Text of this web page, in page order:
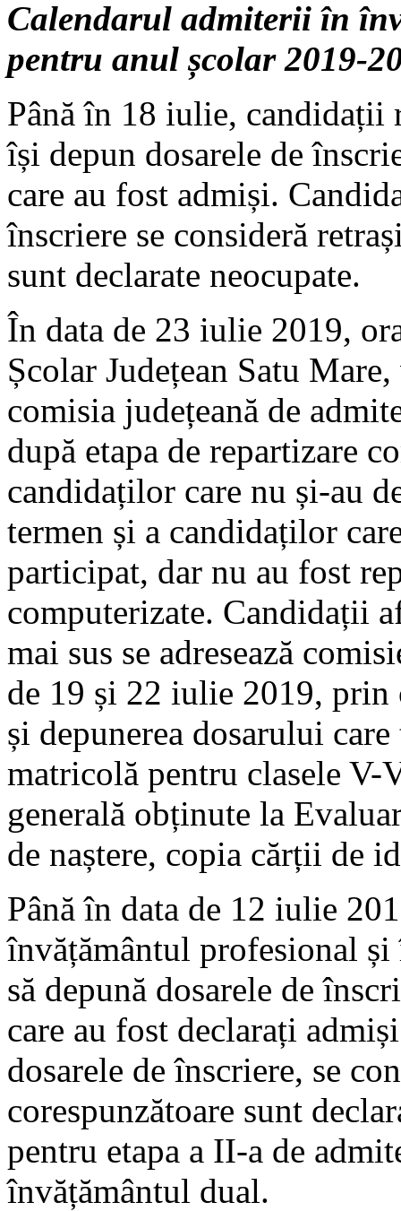
Calendarul admiterii în
pentru anul școlar 2019-
Până în 18 iulie, candidații
își depun dosarele de
care au fost admiși.
înscriere se consideră
sunt declarate neocupate.
În data de 23 iulie 2019,
Școlar Județean Satu
comisia județeană de
după etapa de repartizare
candidaților care nu și-au
termen și a candidaților
participat, dar nu au fost
computerizate. Candidații
mai sus se adresează
de 19 și 22 iulie 2019, prin
și depunerea dosarului
matricolă pentru clasele
generală obținute la
de naștere, copia cărții de
Până în data de 12 iulie
învățământul profesional
să depună dosarele de
care au fost declarați
dosarele de înscriere, se
corespunzătoare sunt
pentru etapa a II-a de
învățământul dual.